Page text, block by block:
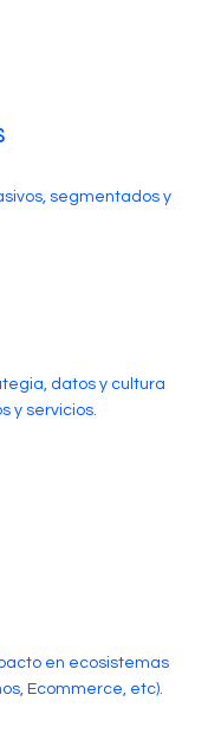
segmentados y
datos y cultura
y servicios.
en ecosistemas
Ecommerce, etc).